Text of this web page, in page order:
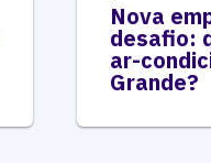
Nova
desafio:
ar-
Grande?